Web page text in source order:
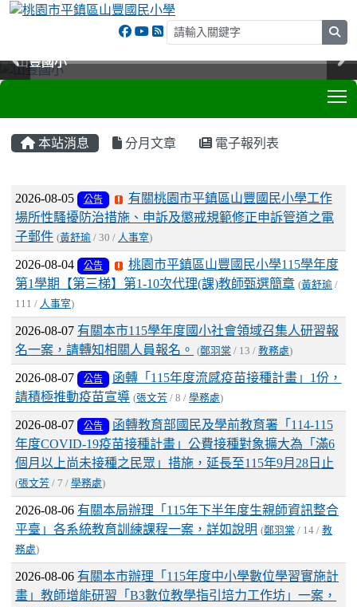
山豐國小
山豐國小
山豐國小
山豐國小
本站消息 分月文章 電子報列表
文章列表
2026-08-05 公告
有關桃園市平鎮區山豐國民小學工作
場所性騷擾防治措施、申訴及懲戒規範修正申訴管道之電
子郵件 (黃舒瑜 / 30 / 人事室)
2026-08-04 公告
桃園市平鎮區山豐國民小學115學年度
第1學期【第三梯】第1-10次代理(課)教師甄選簡章 (黃舒瑜 /
111 / 人事室)
2026-08-07 有關本市115學年度國小社會領域召集人研習報
名一案，請轉知相關人員報名。
(鄭羽棠 / 13 / 教務處)
2026-08-07 公告
函轉「115年度流感疫苗接種計畫」1份，
請積極推動疫苗宣導 (張文芳 / 8 / 學務處)
2026-08-07 公告
函轉教育部國民及學前教育署「114-115
年度COVID-19疫苗接種計畫」公費接種對象擴大為「滿6
個月以上尚未接種之民眾」措施，延長至115年9月28日止
(張文芳 / 7 / 學務處)
2026-08-06 有關本局辦理「115年下半年度生親師資訊整合
平臺」各系統教育訓練課程一案，詳如說明 (鄭羽棠 / 14 / 教
務處)
2026-08-06 有關本市辦理「115年度中小學數位學習實施計
畫」教師增能研習「B3數位教學指引培力工作坊」一案，